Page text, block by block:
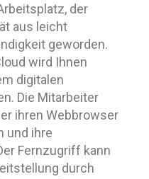
der
aus leicht
geworden.
wird Ihnen
digitalen
Die Mitarbeiter
ihren Webbrowser
und ihre
Fernzugriff kann
durch